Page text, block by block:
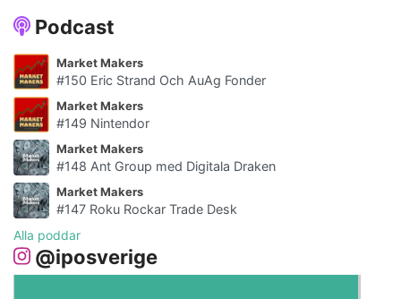
Podcast
Market Makers
#150 Eric Strand Och AuAg Fonder
Market Makers
#149 Nintendor
Market Makers
#148 Ant Group med Digitala Draken
Market Makers
#147 Roku Rockar Trade Desk
Alla poddar
@iposverige